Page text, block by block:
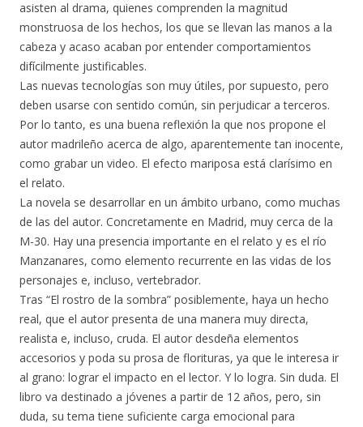
asisten al drama, quienes comprenden la magnitud
monstruosa de los hechos, los que se llevan las manos a la
cabeza y acaso acaban por entender comportamientos
difícilmente justificables.
Las nuevas tecnologías son muy útiles, por supuesto, pero
deben usarse con sentido común, sin perjudicar a terceros.
Por lo tanto, es una buena reflexión la que nos propone el
autor madrileño acerca de algo, aparentemente tan inocente,
como grabar un video. El efecto mariposa está clarísimo en
el relato.
La novela se desarrollar en un ámbito urbano, como muchas
de las del autor. Concretamente en Madrid, muy cerca de la
M-30. Hay una presencia importante en el relato y es el río
Manzanares, como elemento recurrente en las vidas de los
personajes e, incluso, vertebrador.
Tras “El rostro de la sombra” posiblemente, haya un hecho
real, que el autor presenta de una manera muy directa,
realista e, incluso, cruda. El autor desdeña elementos
accesorios y poda su prosa de florituras, ya que le interesa ir
al grano: lograr el impacto en el lector. Y lo logra. Sin duda. El
libro va destinado a jóvenes a partir de 12 años, pero, sin
duda, su tema tiene suficiente carga emocional para